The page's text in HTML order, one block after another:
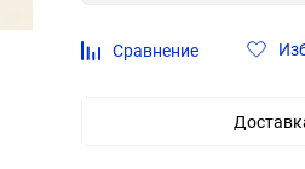
Сравнение